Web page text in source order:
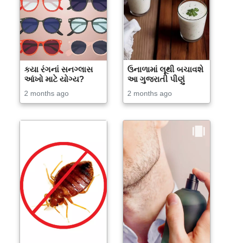
કયા રંગનાં સનગ્લાસ
આંખો માટે યોગ્ય?
2 months ago
ઉનાળામાં લૂથી બચાવશે
આ ગુજરાતી પીણું
2 months ago